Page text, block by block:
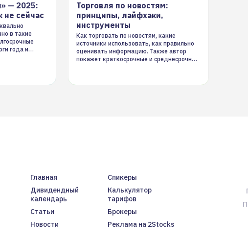
— 2025:
не сейчас
в такие
года и
Торговля по новостям:
принципы, лайфхаки,
инструменты
Как торговать по новостям, какие
источники использовать, как правильно
оценивать информацию. Также автор
покажет краткосрочные и среднесрочные
Главная
Спикеры
Дивидендный
календарь
Калькулятор
тарифов
Статьи
Брокеры
Новости
Реклама на 2Stocks